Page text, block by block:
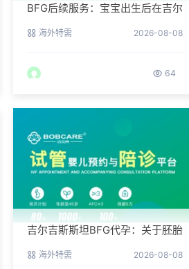
BFG后续服务：宝宝出生后在吉尔
海外特需 2026-08-08
64
吉尔吉斯斯坦BFG代孕：关于胚胎
海外特需 2026-08-08